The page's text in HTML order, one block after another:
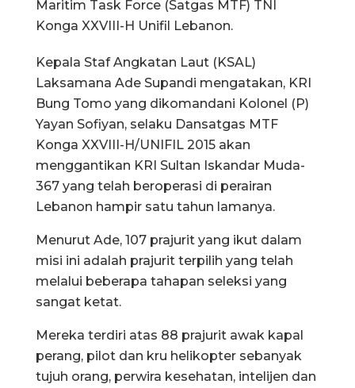
Maritim Task Force (Satgas MTF) TNI
Konga XXVIII-H Unifil Lebanon.
Kepala Staf Angkatan Laut (KSAL)
Laksamana Ade Supandi mengatakan, KRI
Bung Tomo yang dikomandani Kolonel (P)
Yayan Sofiyan, selaku Dansatgas MTF
Konga XXVIII-H/UNIFIL 2015 akan
menggantikan KRI Sultan Iskandar Muda-
367 yang telah beroperasi di perairan
Lebanon hampir satu tahun lamanya.
Menurut Ade, 107 prajurit yang ikut dalam
misi ini adalah prajurit terpilih yang telah
melalui beberapa tahapan seleksi yang
sangat ketat.
Mereka terdiri atas 88 prajurit awak kapal
perang, pilot dan kru helikopter sebanyak
tujuh orang, perwira kesehatan, intelijen dan